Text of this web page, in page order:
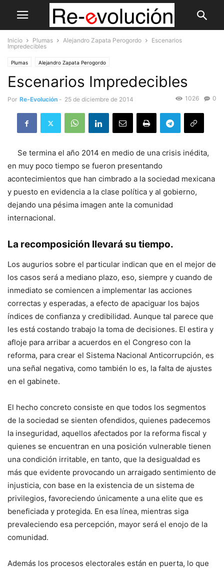
Inicio Plumas Alejandro Zapata Perogordo
Escenarios
Impredecibles
Plumas Alejandro Zapata Perogordo
Escenarios Impredecibles
Por Re-Evolución - 25 de diciembre de 2014 0
1026
Se termina el año 2014 en medio de una crisis inédita,
en muy poco tiempo se fueron presentando
acontecimientos que han cimbrado a la sociedad mexicana
y puesto en evidencia a la clase política y al gobierno,
dejando una pésima imagen ante la comunidad
internacional.
La recomposición llevará su tiempo.
Los augurios sobre el particular indican que en el mejor de
los casos será a mediano plazo, eso, siempre y cuando de
inmediato se comiencen a implementar las acciones
correctas y esperadas, a efecto de apaciguar los bajos
índices de confianza y credibilidad. Aunque tal parece que
les está costando trabajo la toma de decisiones. El estira y
afloje para arribar a acuerdos en el Congreso con la
reforma, para crear el Sistema Nacional Anticorrupción, es
una señal negativa, como también lo es, la falta de ajustes
en el gabinete.
El hecho concreto consiste en que todos los segmentos
de la sociedad se sienten ofendidos, quienes padecemos
la inseguridad, aquellos afectados por la reforma fiscal y
quienes se encuentran en una posición vulnerable tienen
una condición irritable, en tanto, que la desigualdad es
más que evidente provocando un arraigado sentimiento de
injusticia, con base en la existencia de un sistema de
privilegios, favoreciendo únicamente a una elite que es
beneficiada y protegida. En esa línea, mientras siga
prevaleciendo esa percepción, mayor será el enojo de la
comunidad.
Además los procesos electorales están en puerta, lo que